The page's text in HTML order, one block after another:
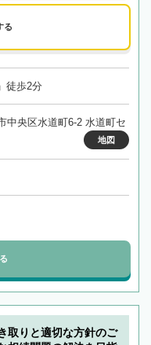
る
徒歩2分
央区水道町6-2 水道町セ
地図
取りと適切な方針のご